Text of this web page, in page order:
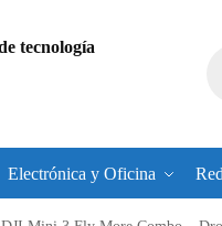
Electrónica y Oficina